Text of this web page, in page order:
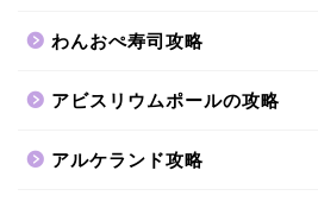
わんおぺ寿司攻略
アビスリウムポールの攻略
アルケランド攻略